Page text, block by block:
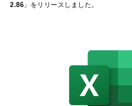
2.86 」をリリースしました。